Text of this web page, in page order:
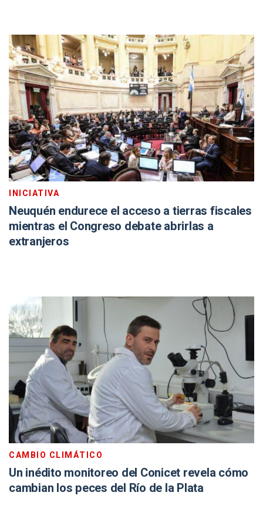
INICIATIVA
Neuquén endurece el acceso a tierras fiscales
mientras el Congreso debate abrirlas a
extranjeros
CAMBIO CLIMÁTICO
Un inédito monitoreo del Conicet revela cómo
cambian los peces del Río de la Plata